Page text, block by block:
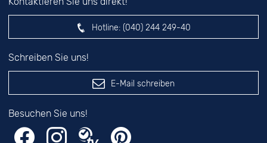
Hotline: (040) 244 249-40
Schreiben Sie uns!
E-Mail schreiben
Besuchen Sie uns!